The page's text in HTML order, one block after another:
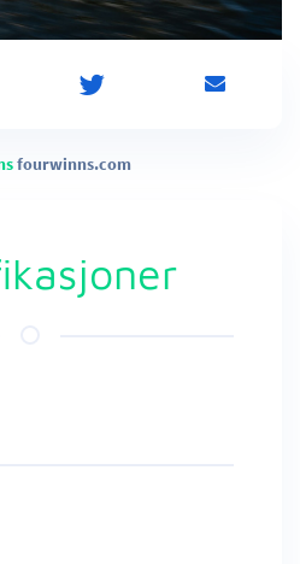
fourwinns.com